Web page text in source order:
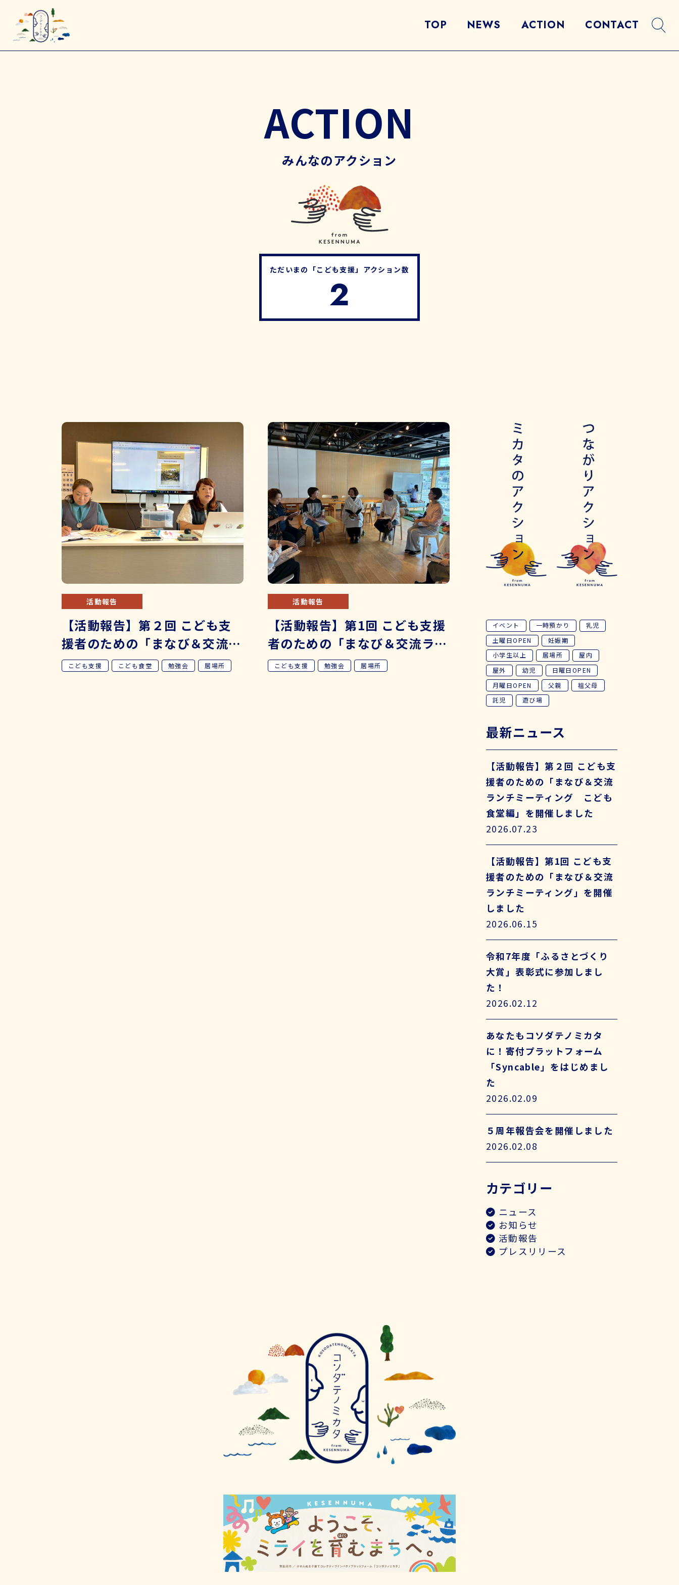
TOP NEWS ACTION CONTACT
ACTION
みんなのアクション
ただいまの「こども支援」アクション数
2
イベント 一時預かり
乳児
土曜日OPEN
妊娠期
小学生以上
居場所
屋内
屋外
幼児
日曜日OPEN
月曜日OPEN
父親
祖父母
託児
遊び場
最新ニュース
【活動報告】第２回 こども支
援者のための「まなび＆交流
ランチミーティング こども
食堂編」を開催しました
2026.07.23
【活動報告】第1回 こども支
援者のための「まなび＆交流
ランチミーティング」を開催
しました
2026.06.15
令和7年度「ふるさとづくり
大賞」表彰式に参加しまし
た！
2026.02.12
あなたもコソダテノミカタ
に！寄付プラットフォーム
「Syncable」をはじめまし
た
2026.02.09
５周年報告会を開催しました
2026.02.08
カテゴリー
ニュース
お知らせ
活動報告
プレスリリース
活動報告
【活動報告】第２回 こども支
援者のための「まなび＆交流ラ
ンチミーティング こども食堂
こども支援 こども食堂 勉強会 居場所
活動報告
【活動報告】第1回 こども支援
者のための「まなび＆交流ラン
チミーティング」を開催しまし
こども支援 勉強会 居場所